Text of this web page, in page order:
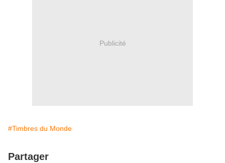
Publicité
#Timbres du Monde
Partager